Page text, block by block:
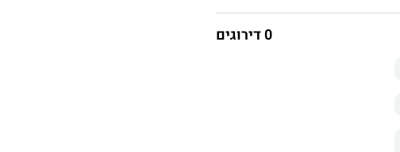
0 דירוגים